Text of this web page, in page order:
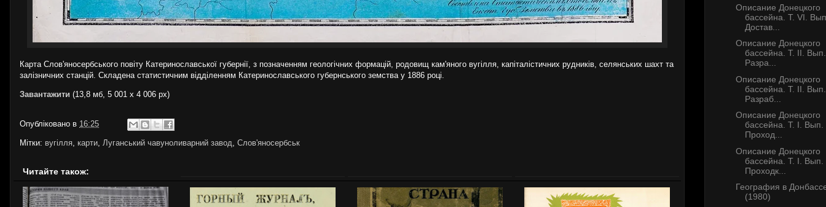
Карта Слов'яносербського повіту Катеринославської губернії, з позначенням геологічних формацій, родовищ кам'яного вугілля, капіталістичних рудників, селянських шахт та
залізничних станцій. Складена статистичним відділенням Катеринославського губернського земства у 1886 році.
Завантажити (13,8 мб, 5 001 x 4 006 px)
Опубліковано в 16:25
Мітки: вугілля, карти, Луганський чавуноливарний завод, Слов'яносербськ
Читайте також:
Описание Донецкого
бассейна. Т. VI.
Достав...
Описание Донецкого
бассейна. Т. II.
Разра...
Описание Донецкого
бассейна. Т. II.
Разраб...
Описание Донецкого
бассейна. Т. I. Вып.
Проход...
Описание Донецкого
бассейна. Т. I. Вып.
Проходк...
География в
(1980)